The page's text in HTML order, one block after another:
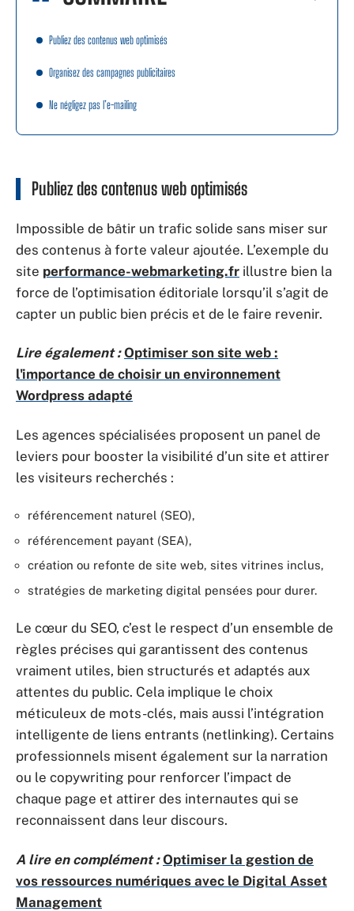
Publiez des contenus web optimisés
Organisez des campagnes publicitaires
Ne négligez pas l’e-mailing
Publiez des contenus web optimisés
Impossible de bâtir un trafic solide sans miser sur
des contenus à forte valeur ajoutée. L’exemple du
site performance-webmarketing.fr illustre bien la
force de l’optimisation éditoriale lorsqu’il s’agit de
capter un public bien précis et de le faire revenir.
Lire également : Optimiser son site web :
l'importance de choisir un environnement
Wordpress adapté
Les agences spécialisées proposent un panel de
leviers pour booster la visibilité d’un site et attirer
les visiteurs recherchés :
référencement naturel (SEO),
référencement payant (SEA),
création ou refonte de site web, sites vitrines inclus,
stratégies de marketing digital pensées pour durer.
Le cœur du SEO, c’est le respect d’un ensemble de
règles précises qui garantissent des contenus
vraiment utiles, bien structurés et adaptés aux
attentes du public. Cela implique le choix
méticuleux de mots-clés, mais aussi l’intégration
intelligente de liens entrants (netlinking). Certains
professionnels misent également sur la narration
ou le copywriting pour renforcer l’impact de
chaque page et attirer des internautes qui se
reconnaissent dans leur discours.
A lire en complément : Optimiser la gestion de
vos ressources numériques avec le Digital Asset
Management